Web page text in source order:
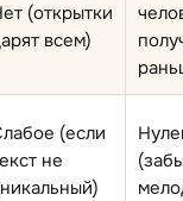
(открытки
всем)
(если
не